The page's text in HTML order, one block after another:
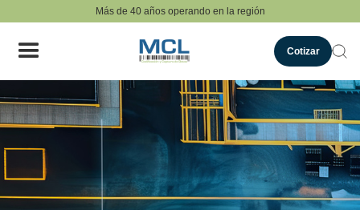
Más de 40 años operando en la región
Cotizar